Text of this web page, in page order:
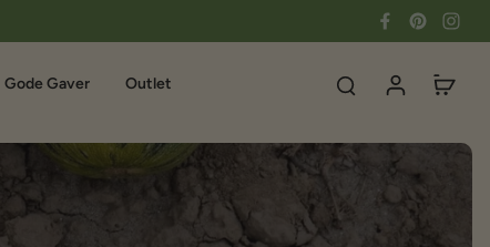
Gode Gaver Outlet